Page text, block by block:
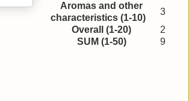
Aromas and other
characteristics (1-10)
3
Overall (1-20)
2
SUM (1-50)
9